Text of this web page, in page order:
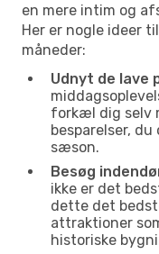
en mere intim og
Her er nogle ideer
måneder:
Udnyt de lave
forkæl dig selv
besparelser,
sæson.
Besøg
ikke er det
dette det
attraktioner
historiske